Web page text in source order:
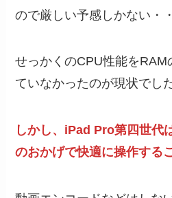
ので厳しい予感しかない・
せっかくのCPU性能を
ていなかったのが現状でした
しかし、iPad Pro第四世代
のおかげで快適に操作する